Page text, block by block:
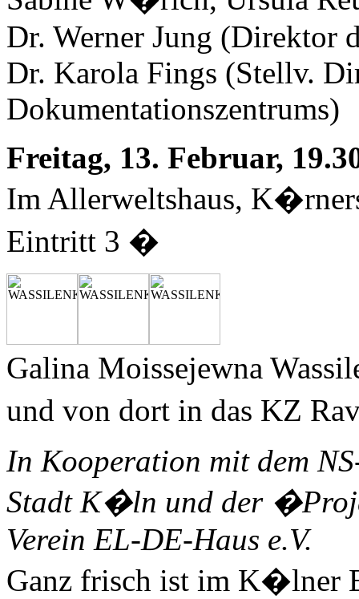
Dr. Werner Jung (Direktor
Dr. Karola Fings (Stellv.
Dokumentationszentrums)
Freitag, 13. Februar,
Im Allerweltshaus,
Eintritt 3 �
Galina Moissejewna
und von dort in das KZ
In Kooperation mit dem
Stadt K�ln und der
Verein EL-DE-Haus e.V.
Ganz frisch ist im K�lner